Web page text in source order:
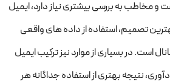
مخاطب به بررسی بیشتری نیاز دارد، ایمیل
تصمیم، استفاده از داده های واقعی
است. در بسیاری از موارد نیز ترکیب ایمیل
نتیجه بهتری از استفاده جداگانه هر